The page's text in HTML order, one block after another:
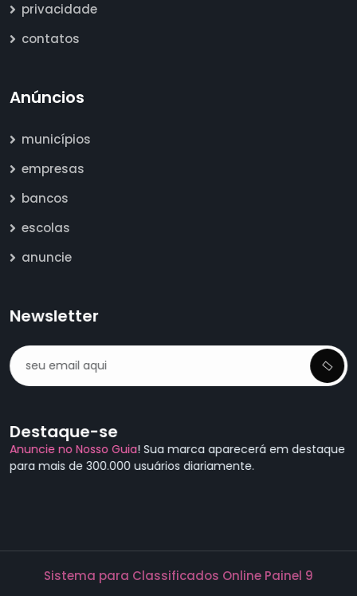
privacidade
contatos
Anúncios
municípios
empresas
bancos
escolas
anuncie
Newsletter
Destaque-se
Anuncie no Nosso Guia! Sua marca aparecerá em destaque
para mais de 300.000 usuários diariamente.
Sistema para Classificados Online Painel 9